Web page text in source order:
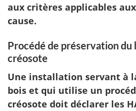
aux critères applicables
cause.
Procédé de préservation du
créosote
Une installation servant à
bois et qui utilise un
créosote doit déclarer les